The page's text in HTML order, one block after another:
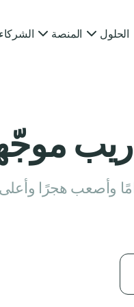
الحلول المنصة الشركاء
وأصعب هجرًا